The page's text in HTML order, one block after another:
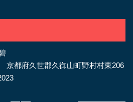
京都府久世郡久御山町野村村東206